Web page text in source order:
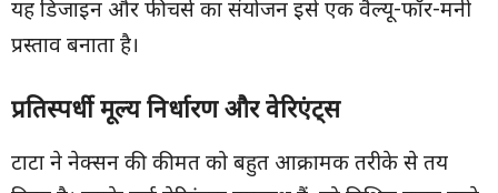
यह डिजाइन और फीचर्स का संयोजन इसे एक वैल्यू-फॉर-मनी
प्रस्ताव बनाता है।
प्रतिस्पर्धी मूल्य निर्धारण और वेरिएंट्स
टाटा ने नेक्सन की कीमत को बहुत आक्रामक तरीके से तय